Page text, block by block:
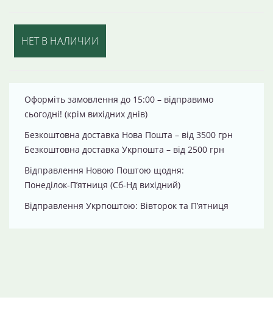
НЕТ В НАЛИЧИИ
Оформіть замовлення до 15:00 – відправимо
сьогодні! (крім вихідних днів)
Безкоштовна доставка Нова Пошта – від 3500 грн
Безкоштовна доставка Укрпошта – від 2500 грн
Відправлення Новою Поштою щодня:
Понеділок-П’ятниця (Сб-Нд вихідний)
Відправлення Укрпоштою: Вівторок та П’ятниця